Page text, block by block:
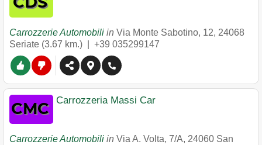
Carrozzerie Automobili in Via Monte Sabotino, 12, 24068
Seriate (3.67 km.) | +39 035299147
Carrozzeria Massi Car
Carrozzerie Automobili in Via A. Volta, 7/A, 24060 San